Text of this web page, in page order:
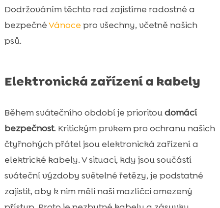
Dodržováním těchto rad zajistíme radostné a
bezpečnéVánoce pro všechny, včetně našich
psů.
Elektronická zařízení a kabely
Během svátečního období je prioritoudomácí
bezpečnost. Kritickým prvkem pro ochranu našich
čtyřnohých přátel jsou elektronická zařízení a
elektrické kabely. V situaci, kdy jsou součástí
sváteční výzdoby světelné řetězy, je podstatné
zajistit, aby k nim měli naši mazlíčci omezený